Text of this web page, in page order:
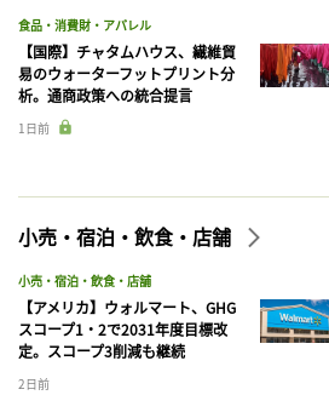
食品・消費財・アパレル
【国際】チャタムハウス、繊維貿
易のウォーターフットプリント分
析。通商政策への統合提言
1日前
小売・宿泊・飲食・店舗
小売・宿泊・飲食・店舗
【アメリカ】ウォルマート、GHG
スコープ1・2で2031年度目標改
定。スコープ3削減も継続
2日前
保存するには
要です
会員登録